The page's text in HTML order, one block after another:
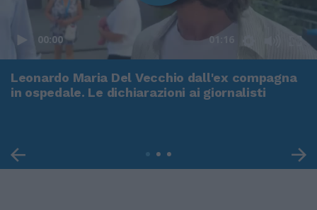
00:00 01:16
Leonardo Maria Del Vecchio dall'ex compagna
in ospedale. Le dichiarazioni ai giornalisti